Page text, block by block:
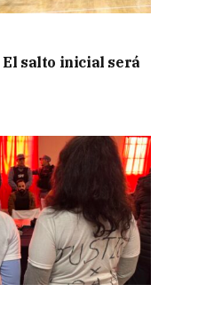
salto inicial será